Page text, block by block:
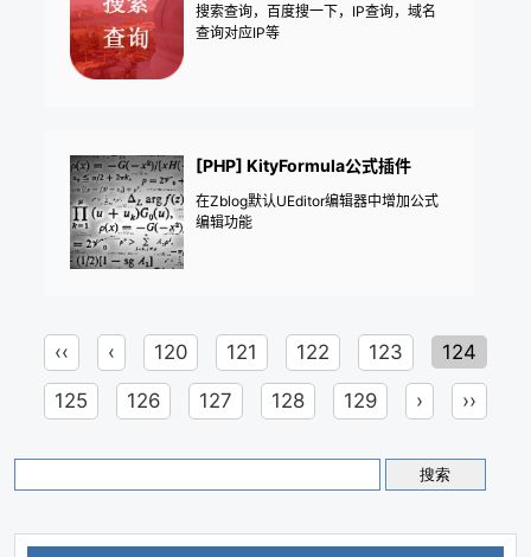
搜索查询，百度搜一下，IP查询，域名
查询对应IP等
[PHP] KityFormula公式插件
在Zblog默认UEditor编辑器中增加公式
编辑功能
‹‹ ‹ 120 121 122 123 124
125 126 127 128 129 › ››